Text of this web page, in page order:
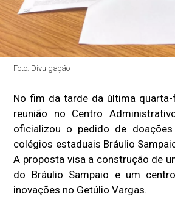
Foto: Divulgação
No fim da tarde da última
reunião no Centro
oficializou o pedido de
colégios estaduais Bráulio
A proposta visa a construção de
do Bráulio Sampaio e um
inovações no Getúlio Vargas.